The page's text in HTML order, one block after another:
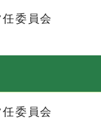
任委員会
任委員会